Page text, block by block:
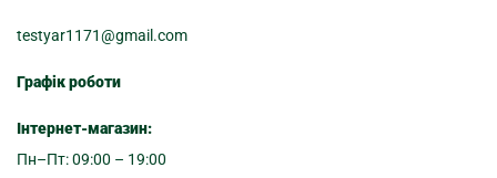
testyar1171@gmail.com
Графік роботи
Інтернет-магазин:
Пн–Пт: 09:00 – 19:00